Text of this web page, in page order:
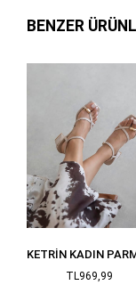
BENZER
TL969,99